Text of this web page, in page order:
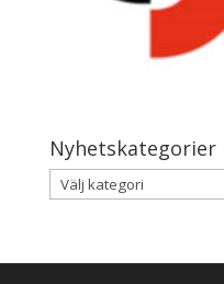
Nyhetskategorier
Nyhetskategorier